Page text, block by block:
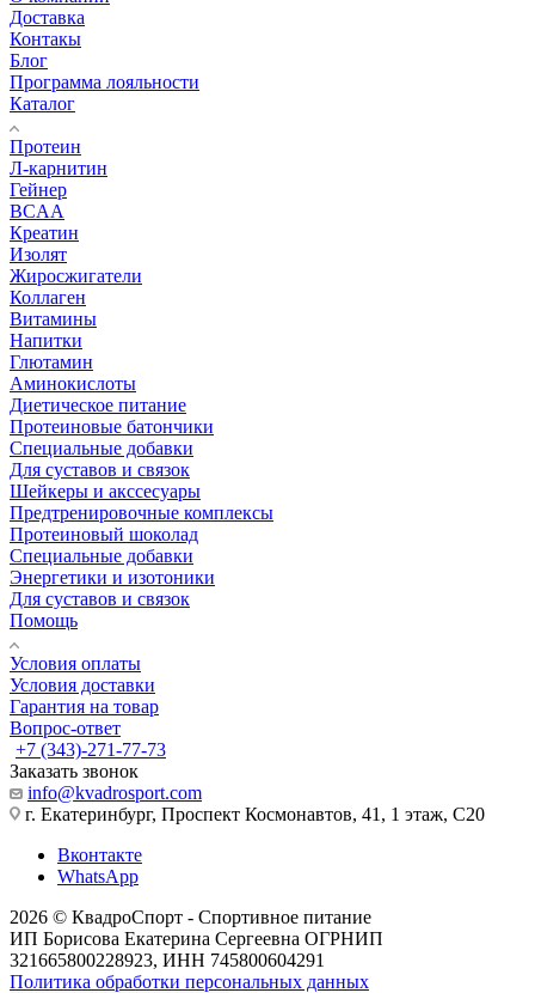
Доставка
Контакы
Блог
Программа лояльности
Каталог
Протеин
Л-карнитин
Гейнер
BCAA
Креатин
Изолят
Жиросжигатели
Коллаген
Витамины
Напитки
Глютамин
Аминокислоты
Диетическое питание
Протеиновые батончики
Специальные добавки
Для суставов и связок
Шейкеры и акссесуары
Предтренировочные комплексы
Протеиновый шоколад
Специальные добавки
Энергетики и изотоники
Для суставов и связок
Помощь
Условия оплаты
Условия доставки
Гарантия на товар
Вопрос-ответ
+7 (343)-271-77-73
Заказать звонок
info@kvadrosport.com
г. Екатеринбург, Проспект Космонавтов, 41, 1 этаж, С20
Вконтакте
WhatsApp
2026 © КвадроСпорт - Спортивное питание
ИП Борисова Екатерина Сергеевна ОГРНИП
321665800228923, ИНН 745800604291
Политика обработки персональных данных